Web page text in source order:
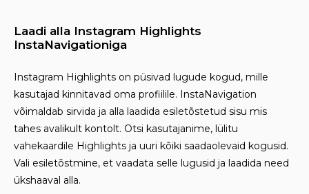
Laadi alla Instagram Highlights
InstaNavigationiga
Instagram Highlights on püsivad lugude kogud, mille
kasutajad kinnitavad oma profiilile. InstaNavigation
võimaldab sirvida ja alla laadida esiletõstetud sisu mis
tahes avalikult kontolt. Otsi kasutajanime, lülitu
vahekaardile Highlights ja uuri kõiki saadaolevaid kogusid.
Vali esiletõstmine, et vaadata selle lugusid ja laadida need
ükshaaval alla.